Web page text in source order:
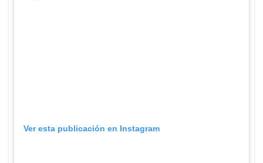
Ver esta publicación en Instagram